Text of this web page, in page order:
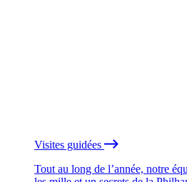
Visites guidées
Tout au long de l’année, notre